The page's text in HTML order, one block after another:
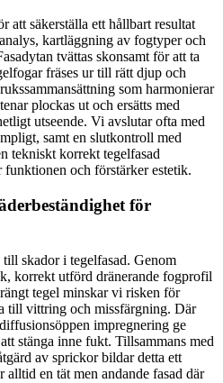
att säkerställa ett hållbart resultat
kartläggning av fogtyper och
tvättas skonsamt för att ta
fräses ur till rätt djup och
som harmonierar
plockas ut och ersätts med
utseende. Vi avslutar ofta med
samt en slutkontroll med
tekniskt korrekt tegelfasad
och förstärker estetik.
för
skador i tegelfasad. Genom
korrekt utförd dränerande fogprofil
tegel minskar vi risken för
till vittring och missfärgning. Där
impregnering ge
stänga inne fukt. Tillsammans med
av sprickor bildar detta ett
en tät men andande fasad där